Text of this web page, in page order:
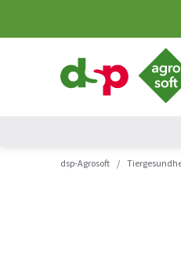
dsp-Agrosoft /